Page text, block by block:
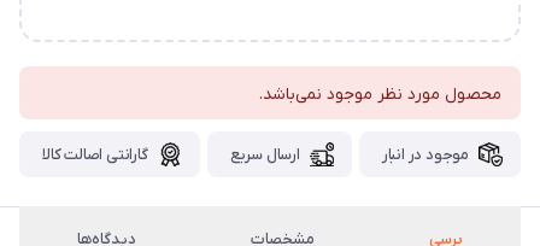
محصول مورد نظر موجود نمی‌باشد.
موجود در انبار ارسال سریع گارانتی اصالت کالا
برسی مشخصات دیدگاه‌ها